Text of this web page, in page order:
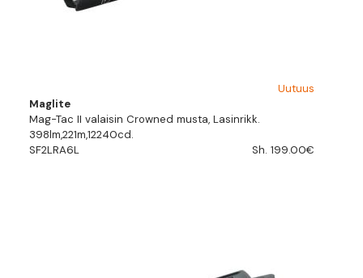
Uutuus
Maglite
Mag-Tac II valaisin Crowned musta, Lasinrikk.
398lm,221m,12240cd.
SF2LRA6L
Sh. 199.00€